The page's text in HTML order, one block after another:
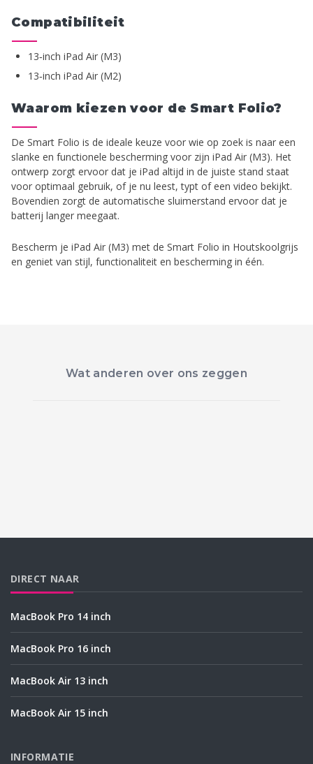
Compatibiliteit
13‑inch iPad Air (M3)
13‑inch iPad Air (M2)
Waarom kiezen voor de Smart Folio?
De Smart Folio is de ideale keuze voor wie op zoek is naar een
slanke en functionele bescherming voor zijn iPad Air (M3). Het
ontwerp zorgt ervoor dat je iPad altijd in de juiste stand staat
voor optimaal gebruik, of je nu leest, typt of een video bekijkt.
Bovendien zorgt de automatische sluimerstand ervoor dat je
batterij langer meegaat.
Bescherm je iPad Air (M3) met de Smart Folio in Houtskoolgrijs
en geniet van stijl, functionaliteit en bescherming in één.
Wat anderen over ons zeggen
DIRECT NAAR
MacBook Pro 14 inch
MacBook Pro 16 inch
MacBook Air 13 inch
MacBook Air 15 inch
INFORMATIE